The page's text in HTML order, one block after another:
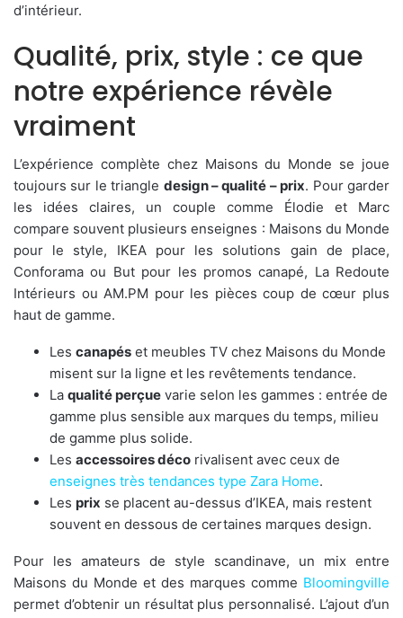
d’intérieur.
Qualité, prix, style : ce que
notre expérience révèle
vraiment
L’expérience complète chez Maisons du Monde se joue
toujours sur le triangle design – qualité – prix. Pour garder
les idées claires, un couple comme Élodie et Marc
compare souvent plusieurs enseignes : Maisons du Monde
pour le style, IKEA pour les solutions gain de place,
Conforama ou But pour les promos canapé, La Redoute
Intérieurs ou AM.PM pour les pièces coup de cœur plus
haut de gamme.
Les canapés et meubles TV chez Maisons du Monde
misent sur la ligne et les revêtements tendance.
La qualité perçue varie selon les gammes : entrée de
gamme plus sensible aux marques du temps, milieu
de gamme plus solide.
Les accessoires déco rivalisent avec ceux de
enseignes très tendances type Zara Home.
Les prix se placent au-dessus d’IKEA, mais restent
souvent en dessous de certaines marques design.
Pour les amateurs de style scandinave, un mix entre
Maisons du Monde et des marques comme Bloomingville
permet d’obtenir un résultat plus personnalisé. L’ajout d’un